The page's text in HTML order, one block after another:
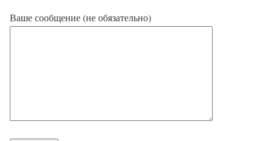
Ваше сообщение (не обязательно)